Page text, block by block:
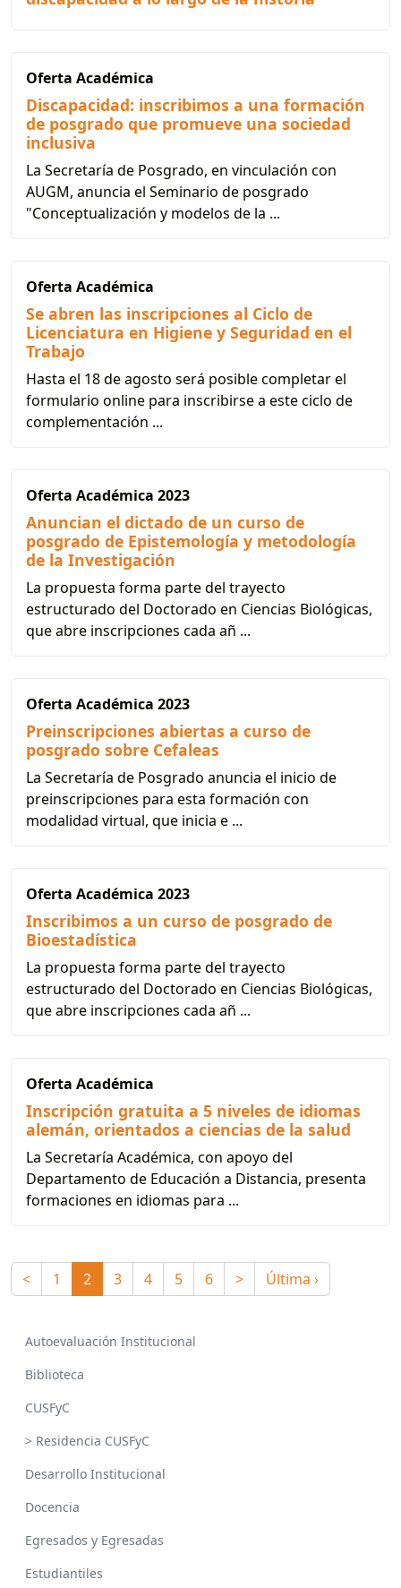
Oferta Académica
Discapacidad: inscribimos a una formación
de posgrado que promueve una sociedad
inclusiva
La Secretaría de Posgrado, en vinculación con
AUGM, anuncia el Seminario de posgrado
"Conceptualización y modelos de la ...
Oferta Académica
Se abren las inscripciones al Ciclo de
Licenciatura en Higiene y Seguridad en el
Trabajo
Hasta el 18 de agosto será posible completar el
formulario online para inscribirse a este ciclo de
complementación ...
Oferta Académica 2023
Anuncian el dictado de un curso de
posgrado de Epistemología y metodología
de la Investigación
La propuesta forma parte del trayecto
estructurado del Doctorado en Ciencias Biológicas,
que abre inscripciones cada añ ...
Oferta Académica 2023
Preinscripciones abiertas a curso de
posgrado sobre Cefaleas
La Secretaría de Posgrado anuncia el inicio de
preinscripciones para esta formación con
modalidad virtual, que inicia e ...
Oferta Académica 2023
Inscribimos a un curso de posgrado de
Bioestadística
La propuesta forma parte del trayecto
estructurado del Doctorado en Ciencias Biológicas,
que abre inscripciones cada añ ...
Oferta Académica
Inscripción gratuita a 5 niveles de idiomas
alemán, orientados a ciencias de la salud
La Secretaría Académica, con apoyo del
Departamento de Educación a Distancia, presenta
formaciones en idiomas para ...
< 1 2 3 4 5 6 > Última ›
Autoevaluación Institucional
Biblioteca
CUSFyC
> Residencia CUSFyC
Desarrollo Institucional
Docencia
Egresados y Egresadas
Estudiantiles